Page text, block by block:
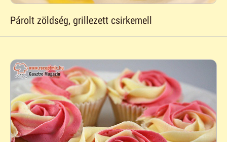
Párolt zöldség, grillezett csirkemell